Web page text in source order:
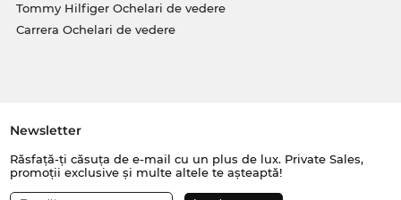
Tommy Hilfiger Ochelari de vedere
Carrera Ochelari de vedere
Newsletter
Răsfață-ți căsuța de e-mail cu un plus de lux. Private Sales,
promoții exclusive și multe altele te așteaptă!